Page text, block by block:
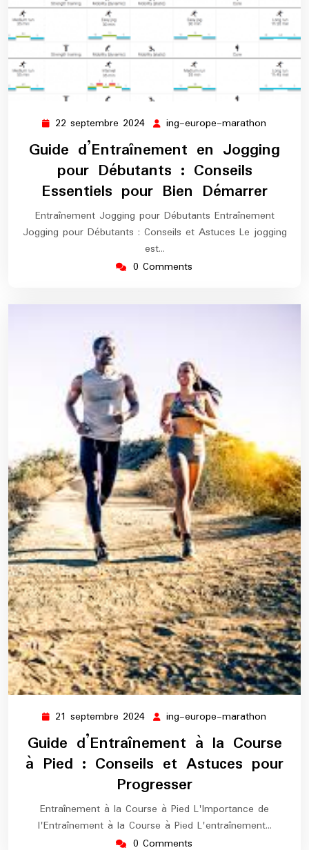
22 septembre 2024 22
septembre
2024
ing-europe-marathon
Guide d’Entraînement en Jogging
pour Débutants : Conseils
Essentiels pour Bien Démarrer
Entraînement Jogging pour Débutants Entraînement
Jogging pour Débutants : Conseils et Astuces Le jogging
est…
0 Comments
21 septembre 2024 21
septembre
2024
ing-europe-marathon
Guide d’Entraînement à la Course
à Pied : Conseils et Astuces pour
Progresser
Entraînement à la Course à Pied L'Importance de
l'Entraînement à la Course à Pied L'entraînement…
0 Comments